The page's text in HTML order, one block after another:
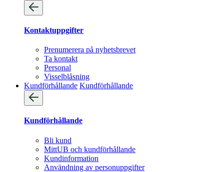
Kontaktuppgifter
Prenumerera på nyhetsbrevet
Ta kontakt
Personal
Visselblåsning
Kundförhållande Kundförhållande
Kundförhållande
Bli kund
MittUB och kundförhållande
Kundinformation
Användning av personuppgifter